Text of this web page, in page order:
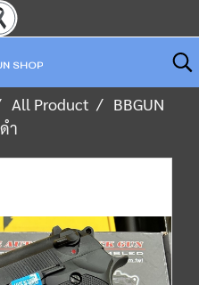
SHOP
All Product
BBGUN
ำ